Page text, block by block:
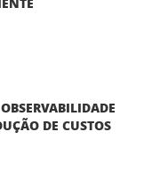
DE CUSTOS